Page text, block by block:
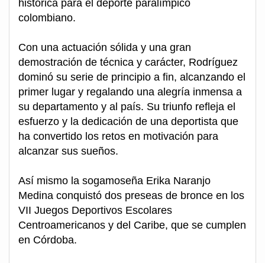
histórica para el deporte paralímpico
colombiano.
Con una actuación sólida y una gran
demostración de técnica y carácter, Rodríguez
dominó su serie de principio a fin, alcanzando el
primer lugar y regalando una alegría inmensa a
su departamento y al país. Su triunfo refleja el
esfuerzo y la dedicación de una deportista que
ha convertido los retos en motivación para
alcanzar sus sueños.
Así mismo la sogamoseña Erika Naranjo
Medina conquistó dos preseas de bronce en los
VII Juegos Deportivos Escolares
Centroamericanos y del Caribe, que se cumplen
en Córdoba.